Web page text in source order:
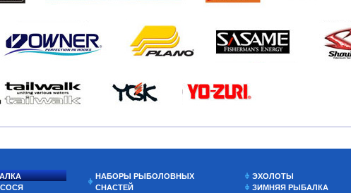
НАБОРЫ РЫБОЛОВНЫХ
СНАСТЕЙ
ЭХОЛОТЫ
ЗИМНЯЯ РЫБАЛКА